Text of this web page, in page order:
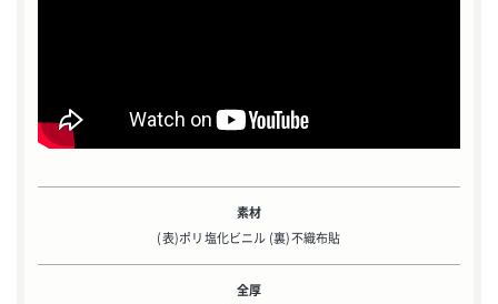
素材
(表)ポリ塩化ビニル (裏)不織布貼
全厚